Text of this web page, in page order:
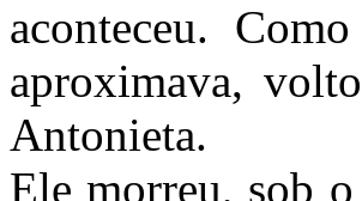
aconteceu.
aproximava,
Antonieta.
Ele morreu, sob o